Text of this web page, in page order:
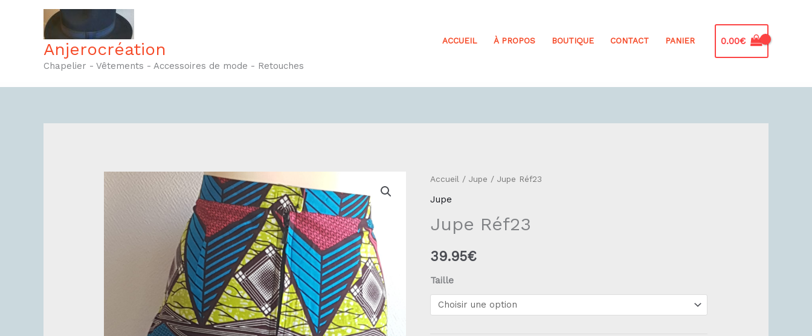
Anjerocréation
Chapelier - Vêtements - Accessoires de mode - Retouches
ACCUEIL À PROPOS BOUTIQUE CONTACT PANIER 0.00€
Accueil / Jupe / Jupe Réf23
Jupe
Jupe Réf23
39.95€
Taille
quantité
de
Réf23